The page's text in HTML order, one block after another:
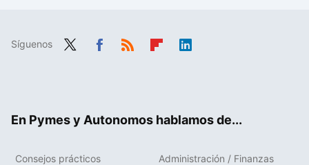
Síguenos
En Pymes y Autonomos hablamos de...
Consejos prácticos Administración / Finanzas